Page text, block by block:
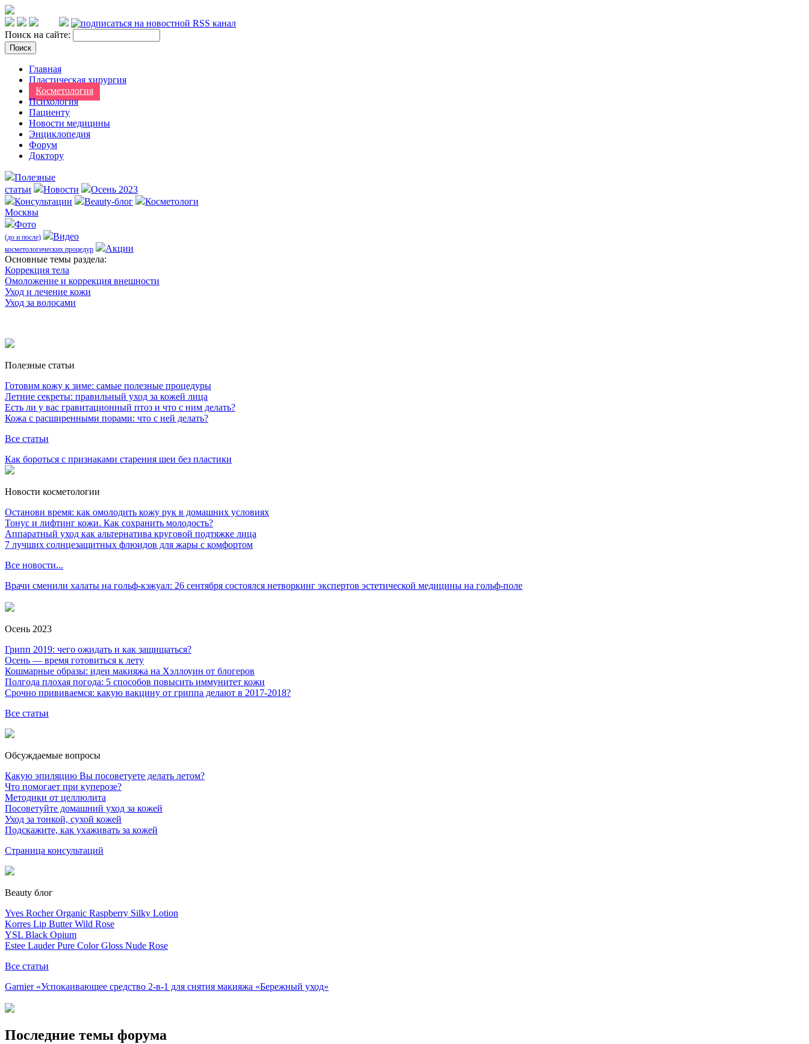
Поиск на сайте:
Главная
Пластическая хирургия
Косметология
Психология
Пациенту
Новости медицины
Энциклопедия
Форум
Доктору
Полезные
статьи
Новости
Осень 2023
Консультации
Beauty-блог
Косметологи
Москвы
Фото
(до и после) Видео
косметологических процедур
Акции
Оcновные темы раздела:
Коррекция тела
Омоложение и коррекция внешности
Уход и лечение кожи
Уход за волосами
Полезные статьи
Готовим кожу к зиме: самые полезные процедуры
Летние секреты: правильный уход за кожей лица
Есть ли у вас гравитационный птоз и что с ним делать?
Кожа с расширенными порами: что с ней делать?
Все статьи
Как бороться с признаками старения шеи без пластики
Новости косметологии
Останови время: как омолодить кожу рук в домашних условиях
Тонус и лифтинг кожи. Как сохранить молодость?
Аппаратный уход как альтернатива круговой подтяжке лица
7 лучших солнцезащитных флюидов для жары с комфортом
Все новости...
Врачи сменили халаты на гольф-кэжуал: 26 сентября состоялся нетворкинг экспертов эстетической медицины на гольф-поле
Осень 2023
Грипп 2019: чего ожидать и как защищаться?
Осень — время готовиться к лету
Кошмарные образы: идеи макияжа на Хэллоуин от блогеров
Полгода плохая погода: 5 способов повысить иммунитет кожи
Срочно прививаемся: какую вакцину от гриппа делают в 2017-2018?
Все статьи
Обсуждаемые вопросы
Какую эпиляцию Вы посоветуете делать летом?
Что помогает при куперозе?
Методики от целлюлита
Посоветуйте домашний уход за кожей
Уход за тонкой, сухой кожей
Подскажите, как ухаживать за кожей
Страница консультаций
Beauty блог
Yves Rocher Organic Raspberry Silky Lotion
Korres Lip Butter Wild Rose
YSL Black Opium
Estee Lauder Pure Color Gloss Nude Rose
Все статьи
Garnier «Успокаивающее средство 2-в-1 для снятия макияжа «Бережный уход»
Последние темы форума